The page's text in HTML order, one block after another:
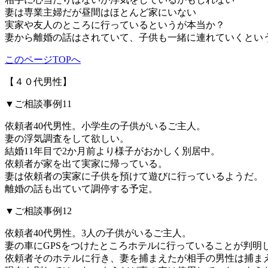
妻は専業主婦だが昼間はほとんど家にいない
実家や友人のところに行っているというが本当か？
妻から離婚の話はされていて、子供も一緒に連れていくとい
このページTOPへ
【４０代男性】
▼ご相談事例11
依頼者40代男性。小学生の子供がいるご主人。
妻の浮気調査をして欲しい。
結婚11年目で2か月前より様子がおかしく別居中。
依頼者が家を出て実家に帰っている。
妻は依頼者の実家に子供を預けて遊びに行っているようだ。
離婚の話も出ていて調停する予定。
▼ご相談事例12
依頼者40代男性。3人の子供がいるご主人。
妻の車にGPSをつけたところホテルに行っていることが判明
依頼者そのホテルに行き、妻を捕まえたが相手の男性は捕ま